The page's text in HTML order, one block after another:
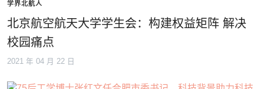
学界北航人
北京航空航天大学学生会：构建权益矩阵 解决
校园痛点
2021 年 04 月 22 日